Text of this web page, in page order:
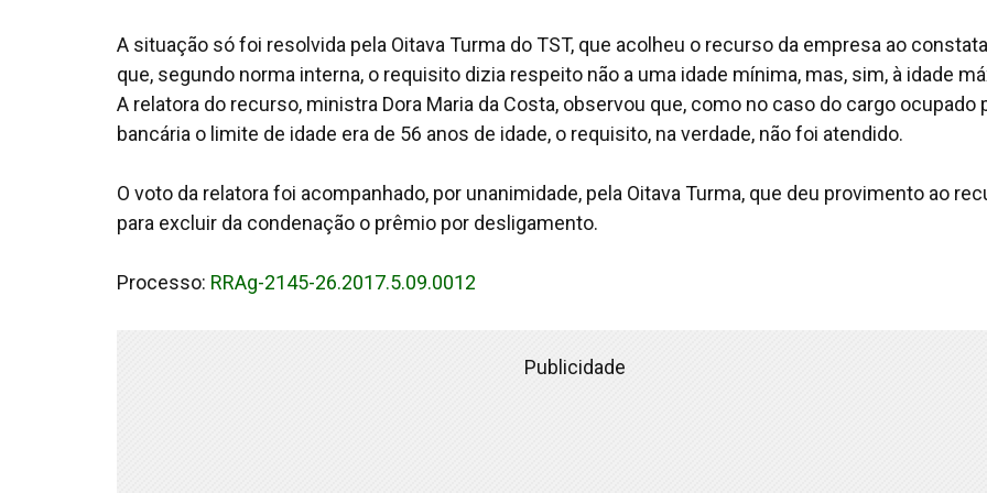
A situação só foi resolvida pela Oitava Turma do TST, que acolheu o recurso da empresa ao
que, segundo norma interna, o requisito dizia respeito não a uma idade mínima, mas, sim, à idade
A relatora do recurso, ministra Dora Maria da Costa, observou que, como no caso do cargo ocupado
bancária o limite de idade era de 56 anos de idade, o requisito, na verdade, não foi atendido.
O voto da relatora foi acompanhado, por unanimidade, pela Oitava Turma, que deu provimento ao
para excluir da condenação o prêmio por desligamento.
Processo: RRAg-2145-26.2017.5.09.0012
Publicidade